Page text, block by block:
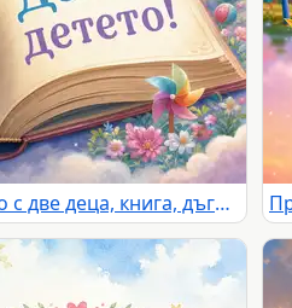
Приказна сцена за Деня на детето с две деца, книга, дъга, замък и надпис „Честит Ден на детето!“